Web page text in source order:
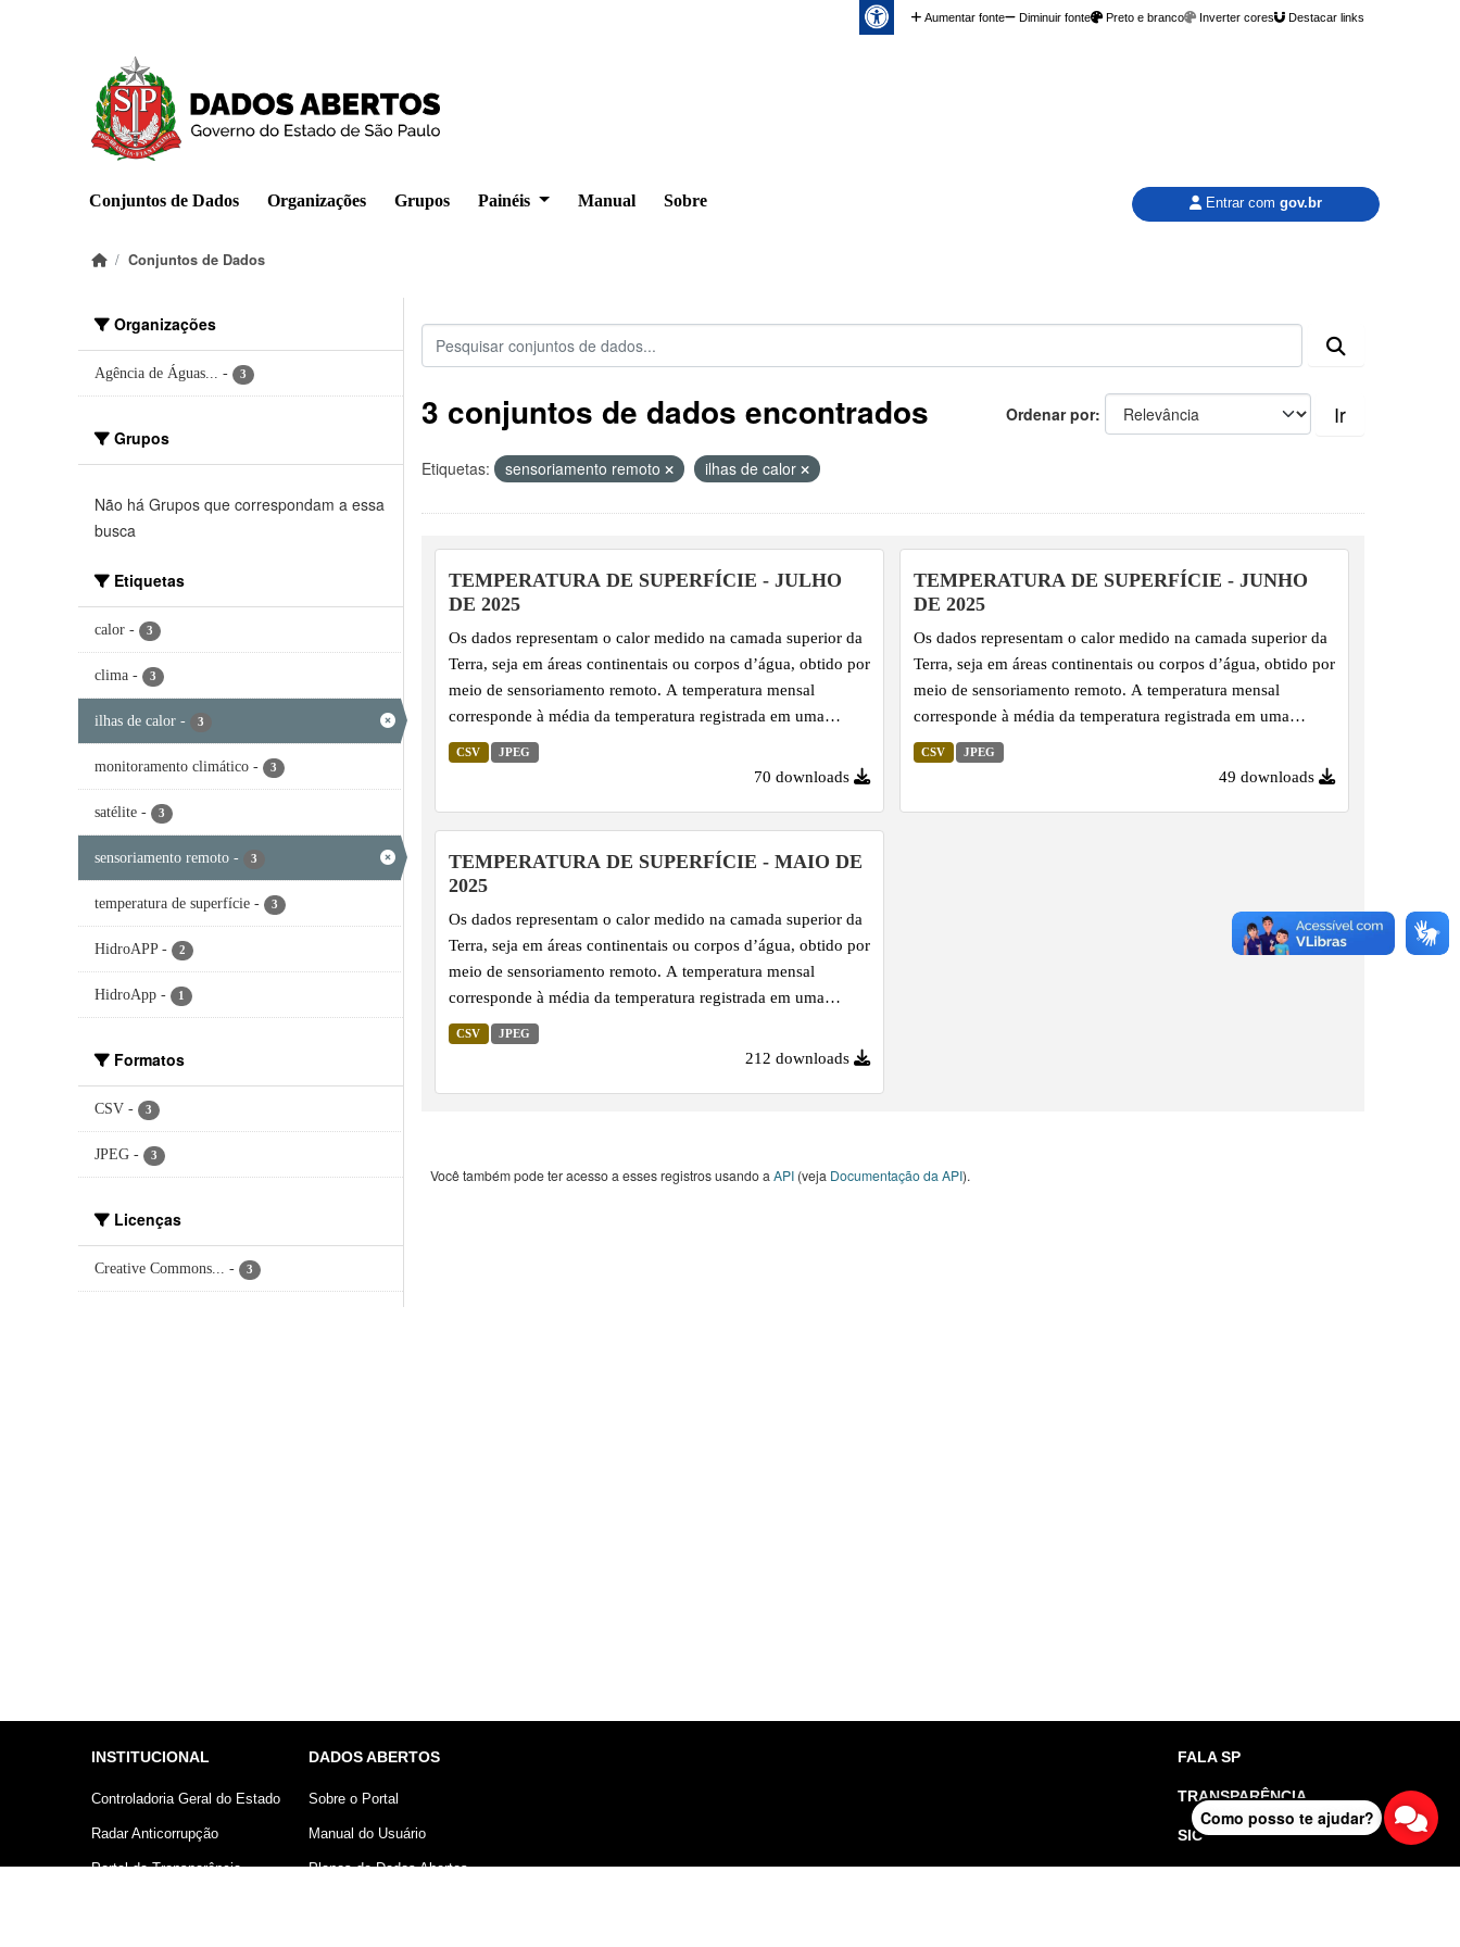
Aumentar fonte Diminuir fonte Preto e branco Inverter cores Destacar links
Conjuntos de Dados Organizações Grupos Painéis Manual Sobre Entrar com gov.br
Conjuntos de Dados
Organizações
Agência de Águas... - 3
Grupos
Não há Grupos que correspondam a essa
busca
Etiquetas
calor - 3
clima - 3
ilhas de calor - 3
monitoramento climático - 3
satélite - 3
sensoriamento remoto - 3
temperatura de superfície - 3
HidroAPP - 2
HidroApp - 1
Formatos
CSV - 3
JPEG - 3
Licenças
Creative Commons... - 3
Ordenar por Ir
3 conjuntos de dados encontrados
Etiquetas: sensoriamento remoto ilhas de calor
TEMPERATURA DE SUPERFÍCIE - JULHO
DE 2025
Os dados representam o calor medido na camada superior da
Terra, seja em áreas continentais ou corpos d’água, obtido por
meio de sensoriamento remoto. A temperatura mensal
corresponde à média da temperatura registrada em uma
região ao longo do mês, expressa em graus Celsius. Este
indicador é importante para entender as variações climáticas,
CSV JPEG
70 downloads
TEMPERATURA DE SUPERFÍCIE - JUNHO
DE 2025
Os dados representam o calor medido na camada superior da
Terra, seja em áreas continentais ou corpos d’água, obtido por
meio de sensoriamento remoto. A temperatura mensal
corresponde à média da temperatura registrada em uma
região ao longo do mês, expressa em graus Celsius. Este
indicador é importante para entender as variações climáticas,
CSV JPEG
49 downloads
TEMPERATURA DE SUPERFÍCIE - MAIO DE
2025
Os dados representam o calor medido na camada superior da
Terra, seja em áreas continentais ou corpos d’água, obtido por
meio de sensoriamento remoto. A temperatura mensal
corresponde à média da temperatura registrada em uma
região ao longo do mês, expressa em graus Celsius. Este
indicador é importante para entender as variações climáticas,
CSV JPEG
212 downloads
Você também pode ter acesso a esses registros usando a API (veja Documentação da API).
INSTITUCIONAL
Controladoria Geral do Estado
Radar Anticorrupção
Portal da Transparência
DADOS ABERTOS
Sobre o Portal
Manual do Usuário
Planos de Dados Abertos
FALA SP
TRANSPARÊNCIA
SIC
Como posso te ajudar?